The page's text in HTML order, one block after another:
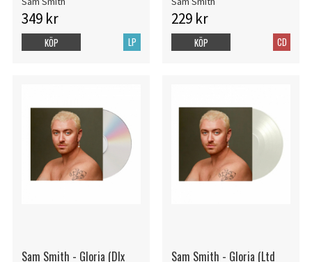
349 kr
LP
KÖP
229 kr
CD
KÖP
Sam Smith - Gloria (Dlx
Sam Smith - Gloria (Ltd